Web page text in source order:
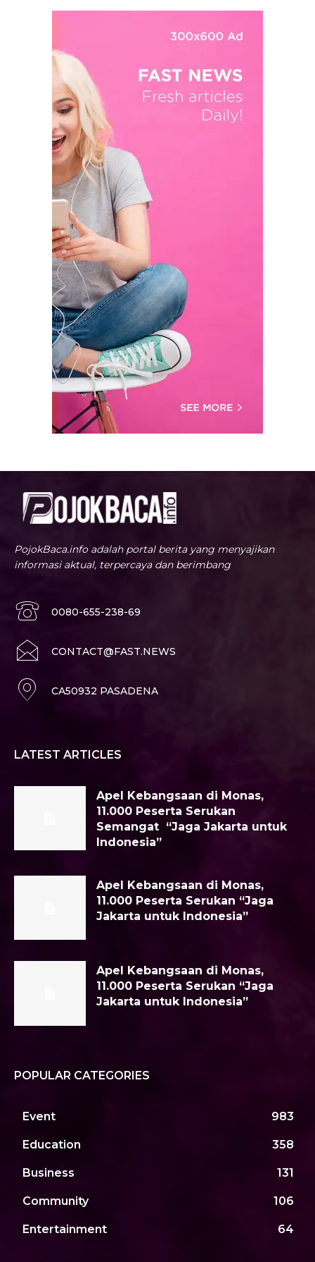
PojokBaca.info adalah portal berita yang menyajikan
informasi aktual, terpercaya dan berimbang
0080-655-238-69
CONTACT@FAST.NEWS
CA50932 PASADENA
LATEST ARTICLES
Apel Kebangsaan di Monas,
11.000 Peserta Serukan
Semangat “Jaga Jakarta untuk
Indonesia”
Apel Kebangsaan di Monas,
11.000 Peserta Serukan “Jaga
Jakarta untuk Indonesia”
Apel Kebangsaan di Monas,
11.000 Peserta Serukan “Jaga
Jakarta untuk Indonesia”
POPULAR CATEGORIES
Event 983
Education 358
Business 131
Community 106
Entertainment 64